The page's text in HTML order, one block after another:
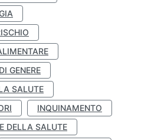
GENERE
SALUTE
INQUINAMENTO
DELLA SALUTE